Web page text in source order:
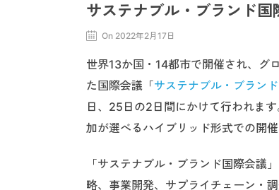
サステナブル・ブランド
On 2022年2月17日
世界13か国・14都市で開催され、グ
た国際会議「サステナブル・ブラン
日、25日の2日間にかけて行われま
加が選べるハイブリッド形式での開催
「サステナブル・ブランド国際会議
略、事業開発、サプライチェーン・